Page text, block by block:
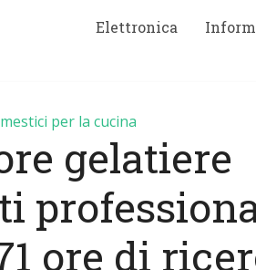
Elettronica
per la cucina
gelatiere
ore di